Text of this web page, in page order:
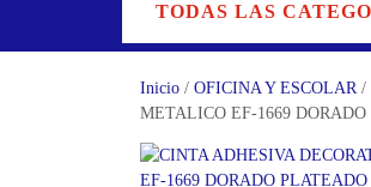
TODAS LAS
Inicio / OFICINA Y ESCOLAR/
METALICO EF-1669 DORADO